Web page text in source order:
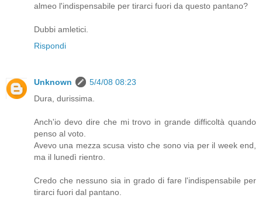
almeo l'indispensabile per tirarci fuori da questo pantano?
Dubbi amletici.
Rispondi
Unknown
5/4/08 08:23
Dura, durissima.
Anch'io devo dire che mi trovo in grande difficoltà quando
penso al voto.
Avevo una mezza scusa visto che sono via per il week end,
ma il lunedì rientro.
Credo che nessuno sia in grado di fare l'indispensabile per
tirarci fuori dal pantano.